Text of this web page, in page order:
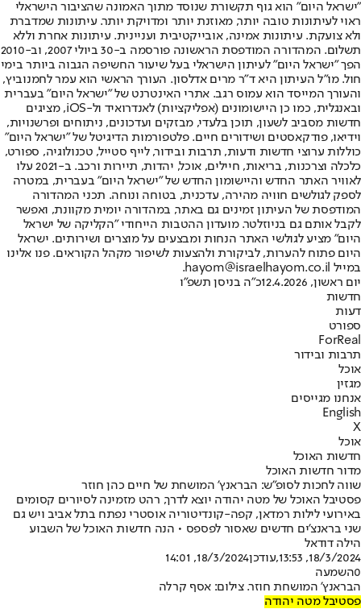
"ישראל היום" הוא גוף תקשורת שנוסד מתוך האמונה שהציבור הישראלי
ראוי לעיתונות טובה יותר, מאוזנת יותר ומדויקת יותר. עיתונות שמדברת
ולא צועקת. עיתונות אמינה, אובייקטיבית ועניינית. עיתונות אחרת וללא
תשלום. המהדורה המודפסת הראשונה פורסמה ב-30 ביולי 2007, וב-2010
הפך "ישראל היום" לעיתון הישראלי בעל שיעור החשיפה הגבוה ביותר בימי
חול. מו"ל העיתון היא ד"ר מרים אדלסון. העורך הראשי הוא עמר לחמנוביץ,
והעורך המייסד הוא עמוס רגב. אתרי האינטרנט של "ישראל היום" בעברית
ובאנגלית, כמו כן היישומונים (אפליקציות) לאנדרואיד ול-iOS, מציגים
חדשות מסביב לשעון, תוכן בלעדי, מבזקים ועדכונים, ניתוחים ופרשנויות,
וידיאו, פודקאסטים ושידורים חיים. פלטפורמות הדיגיטל של "ישראל היום"
כוללות ערוצי חדשות ודעות, תרבות ובידור, לייף סטייל, טכנולוגיה, ספורט,
כלכלה וצרכנות, בריאות, חיילים, אוכל, יהדות, תיירות ורכב. ב-2021 עלו
לאוויר האתר החדש והיישומון החדש של "ישראל היום" בעברית, במטרה
לספק לגולשים חוויה מהירה, עדכנית, בטוחה ונוחה. תכני המהדורה
המודפסת של העיתון זמינים גם באתר, במהדורה יומית מקוונת, ואפשר
לקבל אותם גם בניוזלטר. מועדון ההטבות הייחודי "הקליקה של ישראל
היום" מציע לגולשי האתר הנחות ומבצעים על מוצרים ושירותים. ישראל
היום פתוח להערות, לביקורת ולהצעות לשיפור מקהל הקוראים. פנו אלינו
במייל hayom@israelhayom.co.il.
יום ראשון, 12.4.2026
כ"ה בניסן תשפ"ו
חדשות
דעות
ספורט
ForReal
תרבות ובידור
אוכל
מגזין
אנחנו מגייסים
English
X
אוכל
חדשות האוכל
מדור חדשות האוכל
שווה לחכות לסופ"ש: הבראנץ' המושחת של חיים כהן חוזר
פסטיבל האוכל של מטה יהודה יוצא לדרך, רהט מזמינה לסיורים קסומים
באירועי לילות רמדאן, קפה-קונדיטוריה אוסטרי נפתח בתל אביב ויש גם
שני בראנצ'ים חדשים שאסור לפספס • הנה חדשות האוכל של השבוע
הילה דודאל
18/3/2024, 13:53
,עודכן18/3/2024, 14:01
0השמעה
הבראנץ' המושחת חוזר. צילום: אסף קרלה
פסטיבל מטה יהודה